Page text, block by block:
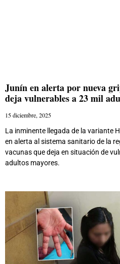
Junín en alerta por nueva
deja vulnerables a 23 mil
15 diciembre, 2025
La inminente llegada de la variante
en alerta al sistema sanitario de la
vacunas que deja en situación de
adultos mayores.